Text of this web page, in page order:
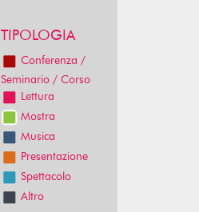
TIPOLOGIA
Conferenza /
Seminario / Corso
Lettura
Mostra
Musica
Presentazione
Spettacolo
Altro